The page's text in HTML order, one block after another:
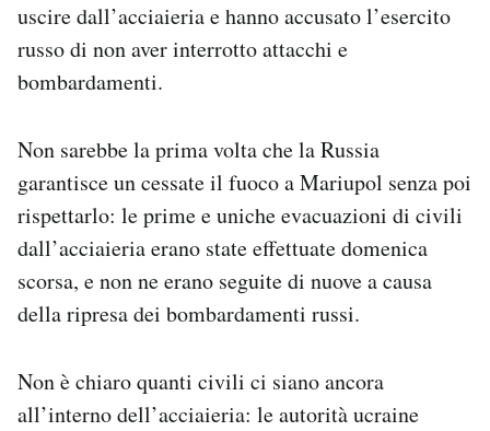
uscire dall’acciaieria e hanno accusato l’esercito
russo di non aver interrotto attacchi e
bombardamenti.
Non sarebbe la prima volta che la Russia
garantisce un cessate il fuoco a Mariupol senza poi
rispettarlo: le prime e uniche evacuazioni di civili
dall’acciaieria erano state effettuate domenica
scorsa, e non ne erano seguite di nuove a causa
della ripresa dei bombardamenti russi.
Non è chiaro quanti civili ci siano ancora
all’interno dell’acciaieria: le autorità ucraine